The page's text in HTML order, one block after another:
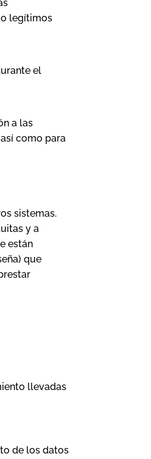
legítimos
el
a las
como para
sistemas.
y a
están
que
llevadas
de los datos